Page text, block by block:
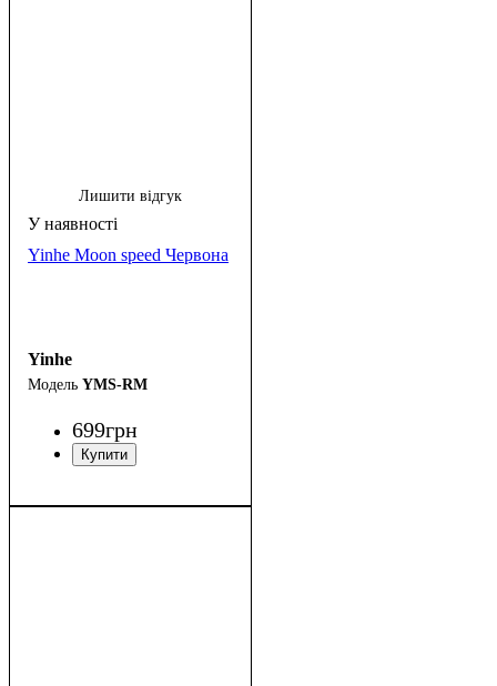
Лишити відгук
Yinhe Moon speed Червона
Yinhe
YMS-RM
699грн